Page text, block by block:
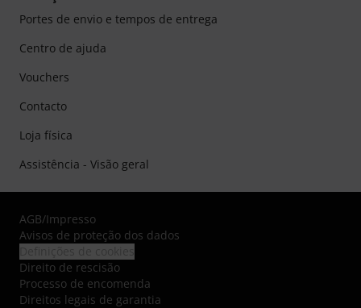
Portes de envio e tempos de entrega
Centro de ajuda
Vouchers
Contacto
Loja física
Assistência - Visão geral
AGB/Impresso
Avisos de proteção dos dados
Direito de rescisão
Processo de encomenda
Direitos legais de garantia